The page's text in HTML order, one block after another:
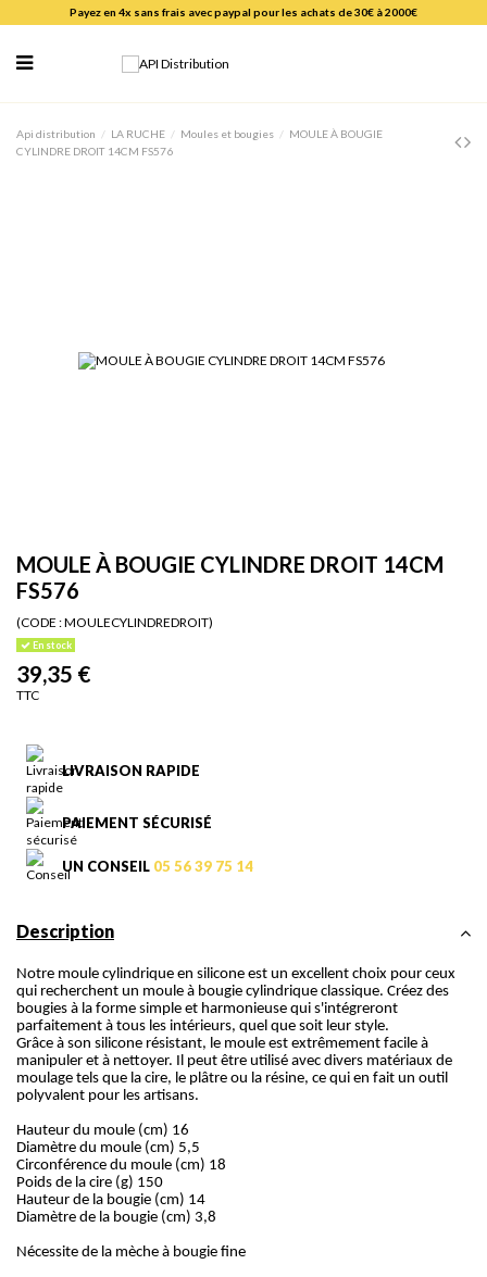
Payez en 4x sans frais avec paypal pour les achats de 30€ à 2000€
Api distribution LA RUCHE Moules et bougies
MOULE À BOUGIE
CYLINDRE DROIT 14CM FS576
MOULE À BOUGIE CYLINDRE DROIT 14CM
FS576
(CODE :MOULECYLINDREDROIT)
En stock
39,35 €
TTC
LIVRAISON RAPIDE
PAIEMENT SÉCURISÉ
UN CONSEIL 05 56 39 75 14
Description
Notre moule cylindrique en silicone est un excellent choix pour ceux
qui recherchent un moule à bougie cylindrique classique. Créez des
bougies à la forme simple et harmonieuse qui s'intégreront
parfaitement à tous les intérieurs, quel que soit leur style.
Grâce à son silicone résistant, le moule est extrêmement facile à
manipuler et à nettoyer. Il peut être utilisé avec divers matériaux de
moulage tels que la cire, le plâtre ou la résine, ce qui en fait un outil
polyvalent pour les artisans.
Hauteur du moule (cm) 16
Diamètre du moule (cm) 5,5
Circonférence du moule (cm) 18
Poids de la cire (g) 150
Hauteur de la bougie (cm) 14
Diamètre de la bougie (cm) 3,8
Nécessite de la mèche à bougie fine